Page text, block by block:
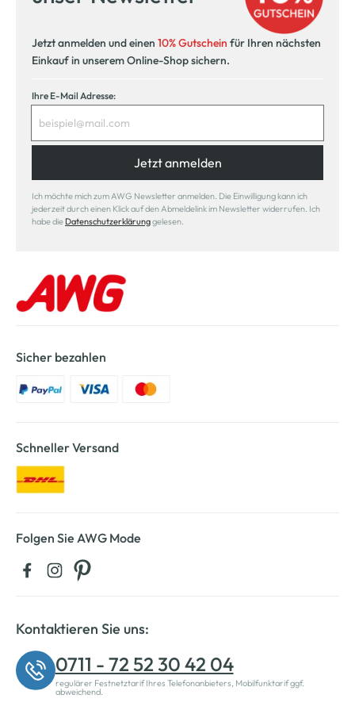
Jetzt anmelden und einen 10% Gutschein für Ihren nächsten
Einkauf in unserem Online-Shop sichern.
Ihre E-Mail Adresse:
Jetzt anmelden
Ich möchte mich zum AWG Newsletter anmelden. Die Einwilligung kann ich
jederzeit durch einen Klick auf den Abmeldelink im Newsletter widerrufen. Ich
habe die Datenschutzerklärunggelesen.
Sicher bezahlen
Schneller Versand
Folgen Sie AWG Mode
Kontaktieren Sie uns:
0711 - 72 52 30 42 04
regulärer Festnetztarif Ihres Telefonanbieters, Mobilfunktarif ggf.
abweichend.